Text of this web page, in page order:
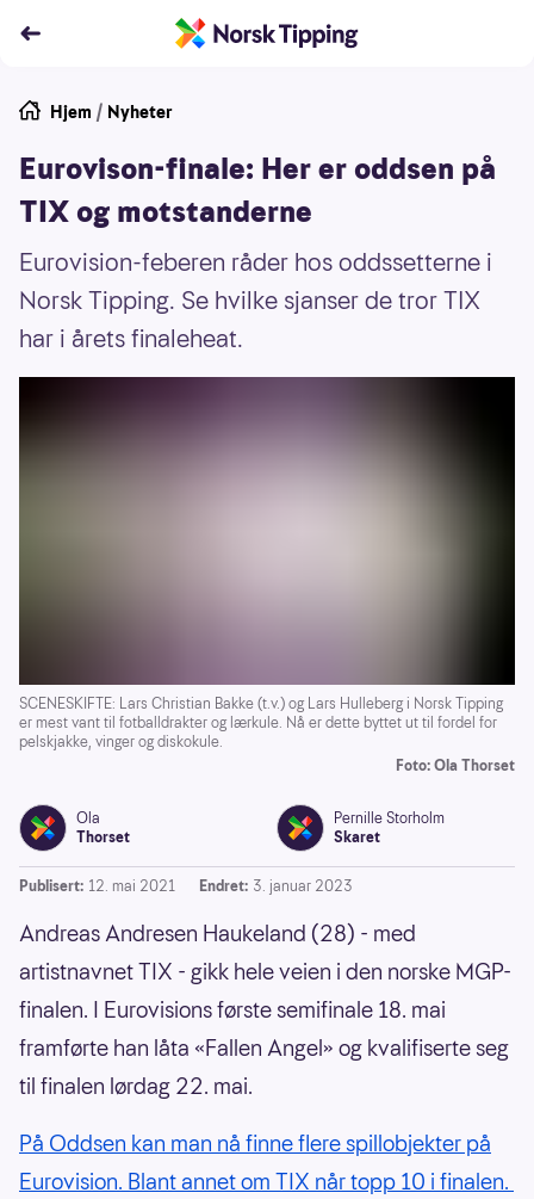
Hjem / Nyheter
Eurovison-finale: Her er oddsen på
TIX og motstanderne
Eurovision-feberen råder hos oddssetterne i
Norsk Tipping. Se hvilke sjanser de tror TIX
har i årets finaleheat.
SCENESKIFTE: Lars Christian Bakke (t.v.) og Lars Hulleberg i Norsk Tipping
er mest vant til fotballdrakter og lærkule. Nå er dette byttet ut til fordel for
pelskjakke, vinger og diskokule.
Foto: Ola Thorset
Ola
Thorset
Pernille Storholm
Skaret
Publisert: 12. mai 2021 Endret: 3. januar 2023
Andreas Andresen Haukeland (28) - med
artistnavnet TIX - gikk hele veien i den norske MGP-
finalen. I Eurovisions første semifinale 18. mai
framførte han låta «Fallen Angel» og kvalifiserte seg
til finalen lørdag 22. mai.
På Oddsen kan man nå finne flere spillobjekter på
Eurovision. Blant annet om TIX når topp 10 i finalen.